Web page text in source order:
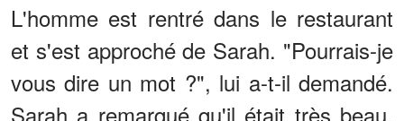
L'homme est rentré dans le restaurant
et s'est approché de Sarah. "Pourrais-je
vous dire un mot ?", lui a-t-il demandé.
Sarah a remarqué qu'il était très beau,